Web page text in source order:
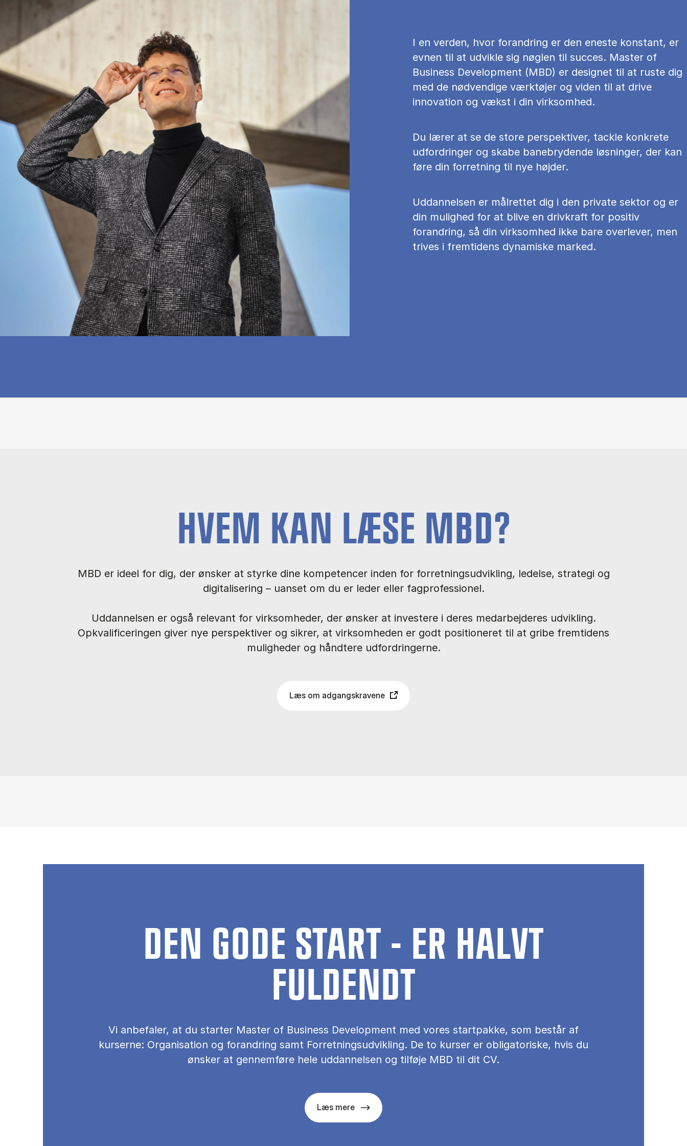
I en verden, hvor forandring er den eneste konstant, er
evnen til at udvikle sig nøglen til succes. Master of
Business Development (MBD) er designet til at ruste dig
med de nødvendige værktøjer og viden til at drive
innovation og vækst i din virksomhed.
Du lærer at se de store perspektiver, tackle konkrete
udfordringer og skabe banebrydende løsninger, der kan
føre din forretning til nye højder.
Uddannelsen er målrettet dig i den private sektor og er
din mulighed for at blive en drivkraft for positiv
forandring, så din virksomhed ikke bare overlever, men
trives i fremtidens dynamiske marked.
HVEM KAN LÆSE MBD?
MBD er ideel for dig, der ønsker at styrke dine kompetencer inden for forretningsudvikling, ledelse, strategi og
digitalisering – uanset om du er leder eller fagprofessionel.
Uddannelsen er også relevant for virksomheder, der ønsker at investere i deres medarbejderes udvikling.
Opkvalificeringen giver nye perspektiver og sikrer, at virksomheden er godt positioneret til at gribe fremtidens
muligheder og håndtere udfordringerne.
Læs om adgangskravene
DEN GODE START - ER HALVT
FULDENDT
Vi anbefaler, at du starter Master of Business Development med vores startpakke, som består af
kurserne: Organisation og forandring samt Forretningsudvikling. De to kurser er obligatoriske, hvis du
ønsker at gennemføre hele uddannelsen og tilføje MBD til dit CV.
Læs mere